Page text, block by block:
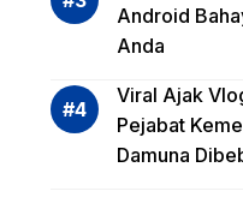
Android
Anda
Viral Ajak
Pejabat
Damuna